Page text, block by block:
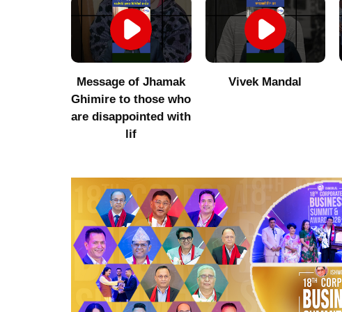
Message of Jhamak
Ghimire to those who
are disappointed with
lif
Vivek Mandal